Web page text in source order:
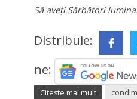
Să aveți Sărbători
Distribuie:
ne:
Citeste mai mult